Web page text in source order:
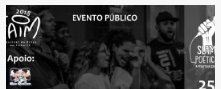
Cineclube
Imbariê
Nos
Trilhos
exibe
o
documentário